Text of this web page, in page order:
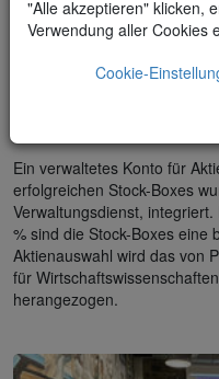
Ergebnisse Konto
Ein verwaltetes Konto für
erfolgreichen Stock-Boxes
Verwaltungsdienst,
% sind die Stock-Boxes eine
Aktienauswahl wird das von
für
herangezogen.
"Alle akzeptieren" klicken,
Verwendung aller Cookies
Cookie-